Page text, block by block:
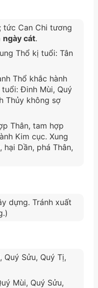
tức Can Chi tương
ngày cát.
Thổ kị tuổi: Tân
Thổ khắc hành
Đinh Mùi, Quý
Thủy không sợ
Thân, tam hợp
Kim cục. Xung
hại Dần, phá Thân,
dựng. Tránh xuất
Quý Sửu, Quý Tị,
Mùi, Quý Sửu,